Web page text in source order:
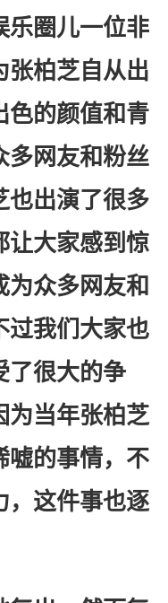
乐圈儿一位非
张柏芝自从出
色的颜值和青
多网友和粉丝
也出演了很多
让大家感到惊
为众多网友和
过我们大家也
了很大的争
为当年张柏芝
嘘的事情，不
，这件事也逐